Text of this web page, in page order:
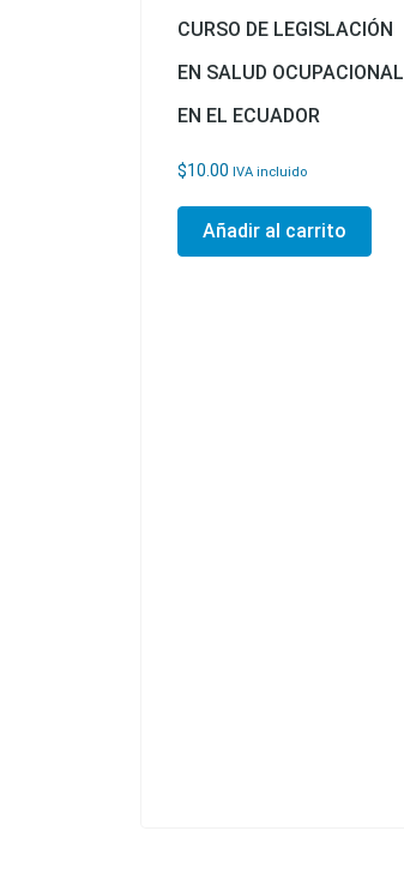
CURSO DE LEGISLACIÓN
EN SALUD OCUPACIONAL
EN EL ECUADOR
$10.00 IVA incluido
Añadir al carrito